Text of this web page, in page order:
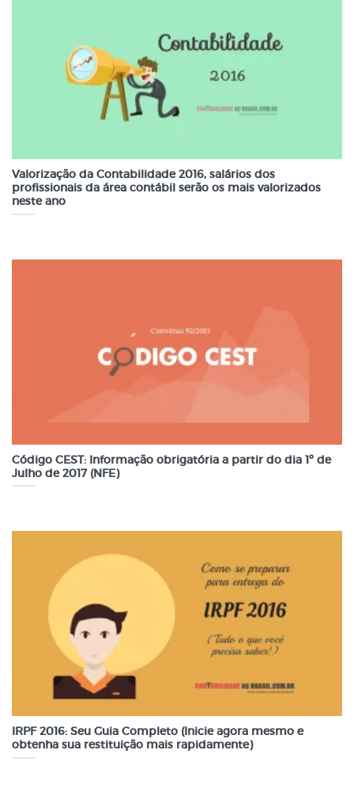
Valorização da Contabilidade 2016, salários dos
profissionais da área contábil serão os mais valorizados
neste ano
Código CEST: Informação obrigatória a partir do dia 1º de
Julho de 2017 (NFE)
IRPF 2016: Seu Guia Completo (Inicie agora mesmo e
obtenha sua restituição mais rapidamente)